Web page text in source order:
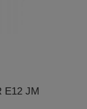
E12 JM